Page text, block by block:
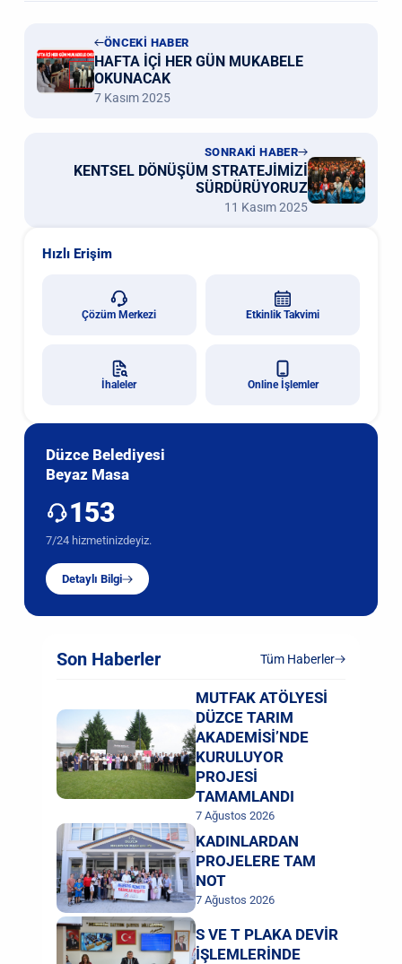
ÖNCEKİ HABER
HAFTA İÇİ HER GÜN MUKABELE
OKUNACAK
7 Kasım 2025
SONRAKİ HABER
KENTSEL DÖNÜŞÜM STRATEJİMİZİ
SÜRDÜRÜYORUZ
11 Kasım 2025
Son Haberler Tüm Haberler
MUTFAK ATÖLYESİ
DÜZCE TARIM
AKADEMİSİ’NDE
KURULUYOR
PROJESİ
TAMAMLANDI
7 Ağustos 2026
KADINLARDAN
PROJELERE TAM
NOT
7 Ağustos 2026
S VE T PLAKA DEVİR
İŞLEMLERİNDE
Hızlı Erişim
Çözüm Merkezi Etkinlik Takvimi
İhaleler Online İşlemler
Düzce Belediyesi
Beyaz Masa
153
7/24 hizmetinizdeyiz.
Detaylı Bilgi